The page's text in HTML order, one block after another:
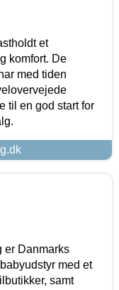
et
komfort. De
med tiden
til en god start for
er Danmarks
med et
samt